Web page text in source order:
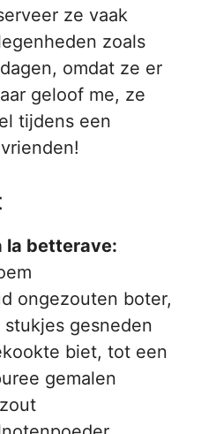
ze vaak
zoals
omdat ze er
geloof me, ze
tijdens een
la betterave:
ongezouten boter,
gesneden
biet, tot een
gemalen